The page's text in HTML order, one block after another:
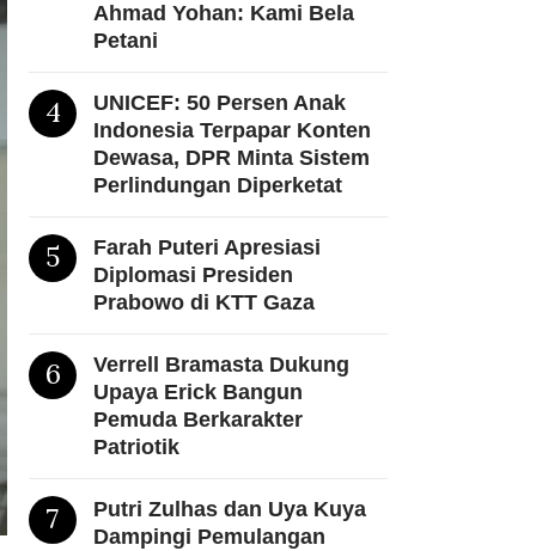
Ahmad Yohan: Kami Bela
Petani
4
UNICEF: 50 Persen Anak
Indonesia Terpapar Konten
Dewasa, DPR Minta Sistem
Perlindungan Diperketat
5
Farah Puteri Apresiasi
Diplomasi Presiden
Prabowo di KTT Gaza
6
Verrell Bramasta Dukung
Upaya Erick Bangun
Pemuda Berkarakter
Patriotik
7
Putri Zulhas dan Uya Kuya
Dampingi Pemulangan